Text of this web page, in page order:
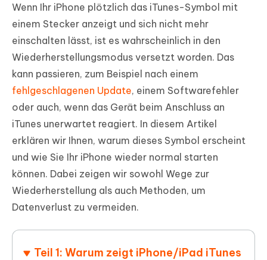
Wenn Ihr iPhone plötzlich das iTunes-Symbol mit
einem Stecker anzeigt und sich nicht mehr
einschalten lässt, ist es wahrscheinlich in den
Wiederherstellungsmodus versetzt worden. Das
kann passieren, zum Beispiel nach einem
fehlgeschlagenen Update, einem Softwarefehler
oder auch, wenn das Gerät beim Anschluss an
iTunes unerwartet reagiert. In diesem Artikel
erklären wir Ihnen, warum dieses Symbol erscheint
und wie Sie Ihr iPhone wieder normal starten
können. Dabei zeigen wir sowohl Wege zur
Wiederherstellung als auch Methoden, um
Datenverlust zu vermeiden.
Teil 1: Warum zeigt iPhone/iPad iTunes